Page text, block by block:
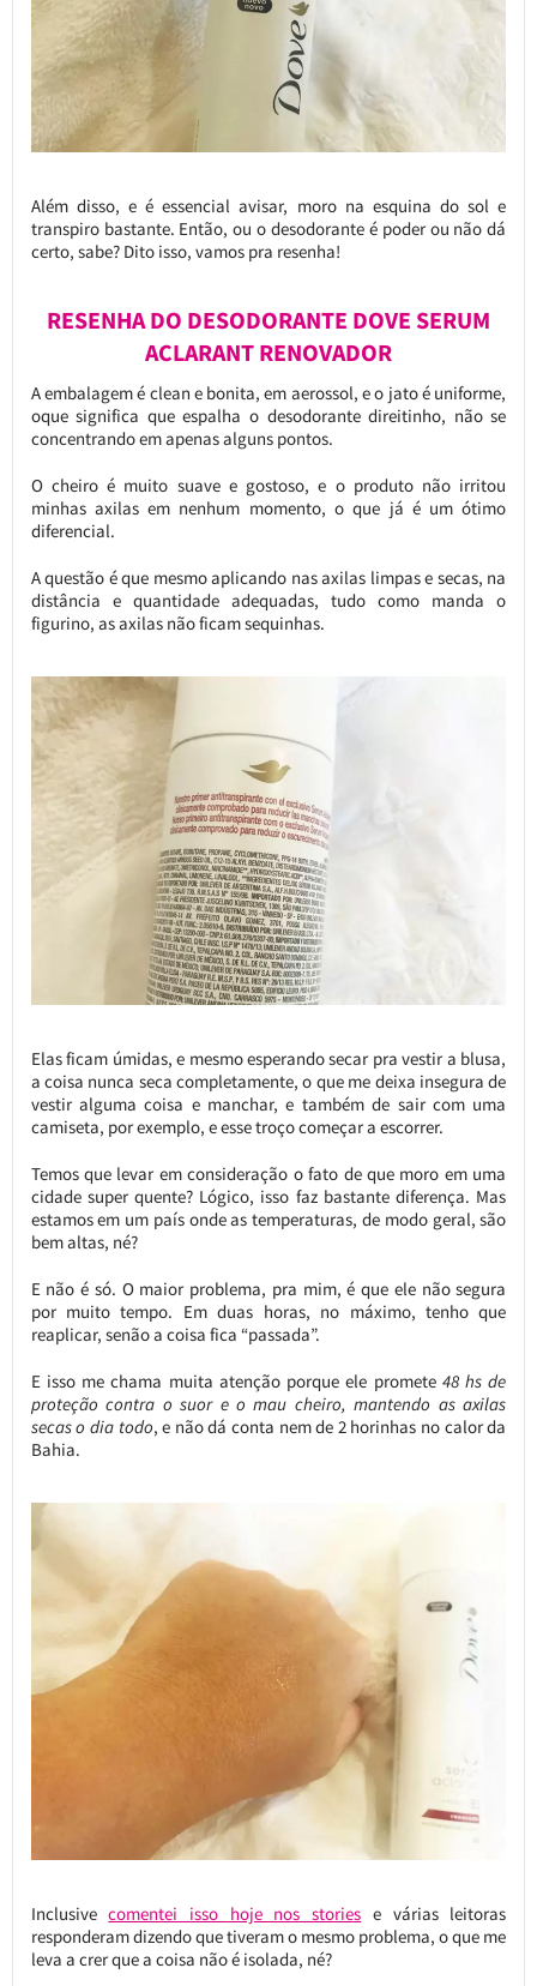
Além disso, e é essencial avisar, moro na esquina do sol e
transpiro bastante. Então, ou o desodorante é poder ou não dá
certo, sabe? Dito isso, vamos pra resenha!
RESENHA DO DESODORANTE DOVE SERUM
ACLARANT RENOVADOR
A embalagem é clean e bonita, em aerossol, e o jato é uniforme,
oque significa que espalha o desodorante direitinho, não se
concentrando em apenas alguns pontos.
O cheiro é muito suave e gostoso, e o produto não irritou
minhas axilas em nenhum momento, o que já é um ótimo
diferencial.
A questão é que mesmo aplicando nas axilas limpas e secas, na
distância e quantidade adequadas, tudo como manda o
figurino, as axilas não ficam sequinhas.
Elas ficam úmidas, e mesmo esperando secar pra vestir a blusa,
a coisa nunca seca completamente, o que me deixa insegura de
vestir alguma coisa e manchar, e também de sair com uma
camiseta, por exemplo, e esse troço começar a escorrer.
Temos que levar em consideração o fato de que moro em uma
cidade super quente? Lógico, isso faz bastante diferença. Mas
estamos em um país onde as temperaturas, de modo geral, são
bem altas, né?
E não é só. O maior problema, pra mim, é que ele não segura
por muito tempo. Em duas horas, no máximo, tenho que
reaplicar, senão a coisa fica “passada”.
E isso me chama muita atenção porque ele promete 48 hs de
proteção contra o suor e o mau cheiro, mantendo as axilas
secas o dia todo, e não dá conta nem de 2 horinhas no calor da
Bahia.
Inclusivecomentei isso hoje nos stories e várias leitoras
responderam dizendo que tiveram o mesmo problema, o que me
leva a crer que a coisa não é isolada, né?